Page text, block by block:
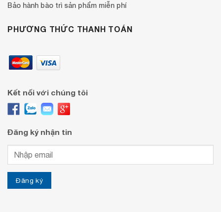
Bảo hành bào trì sản phẩm miễn phí
PHƯƠNG THỨC THANH TOÁN
Kết nối với chúng tôi
Đăng ký nhận tin